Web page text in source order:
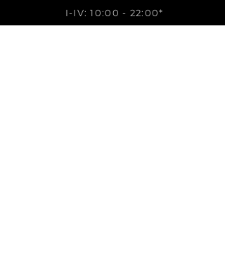
I-IV: 10:00 - 22:00*